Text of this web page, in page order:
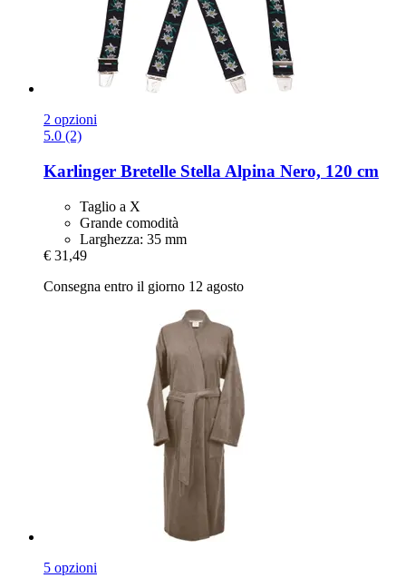
2 opzioni
5.0 (2)
Karlinger Bretelle Stella Alpina Nero, 120 cm
Taglio a X
Grande comodità
Larghezza: 35 mm
€ 31,49
Consegna entro il giorno 12 agosto
5 opzioni